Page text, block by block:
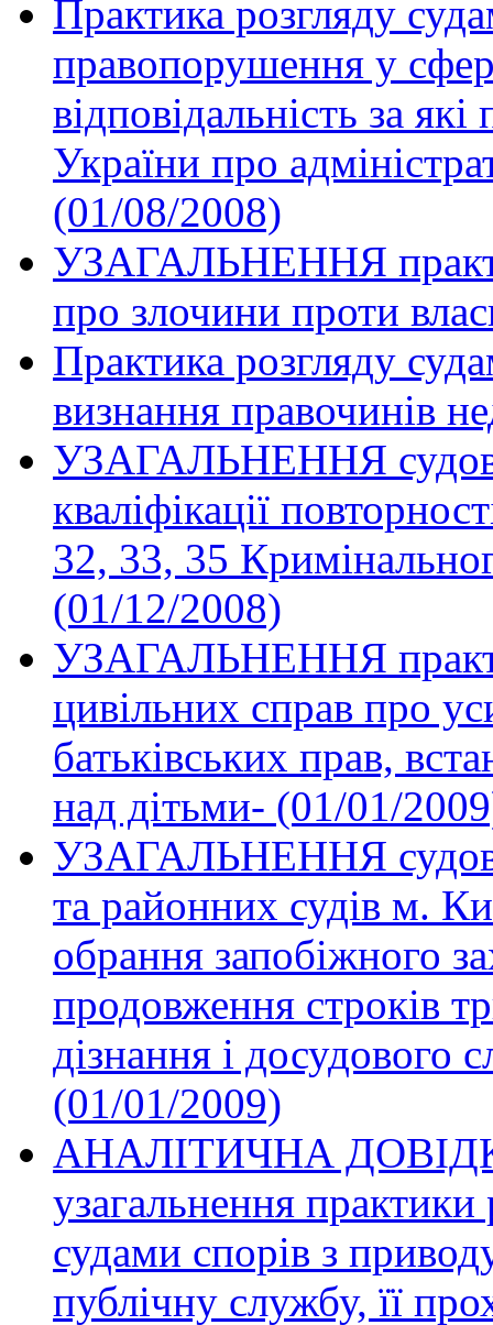
Практика розгляду
правопорушення у
вiдповiдальнiсть за якi
України про
(01/08/2008)
УЗАГАЛЬНЕННЯ
про злочини проти
Практика розгляду
визнання правочинів
УЗАГАЛЬНЕННЯ
кваліфікації
32, 33, 35
(01/12/2008)
УЗАГАЛЬНЕННЯ
цивільних справ про
батьківських прав,
над дітьми- (01/01/
УЗАГАЛЬНЕННЯ
та районних судів м.
обрання запобіжного
продовження строків
дізнання і досудового
(01/01/2009)
АНАЛІТИЧНА
узагальнення
судами спорів з
публічну службу, її